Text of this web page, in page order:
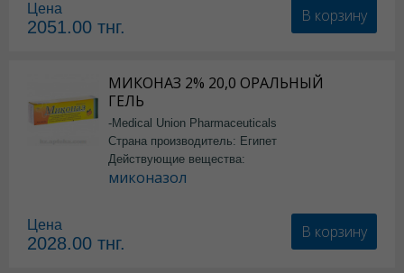
Цена
2051.00 тнг.
В корзину
МИКОНАЗ 2% 20,0 ОРАЛЬНЫЙ
ГЕЛЬ
-Medical Union Pharmaceuticals
Страна производитель: Египет
Действующие вещества:
миконазол
Цена
2028.00 тнг.
В корзину